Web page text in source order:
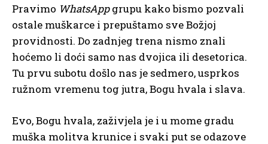
Pravimo WhatsAppgrupu kako bismo pozvali
ostale muškarce i prepuštamo sve Božjoj
providnosti. Do zadnjeg trena nismo znali
hoćemo li doći samo nas dvojica ili desetorica.
Tu prvu subotu došlo nas je sedmero, usprkos
ružnom vremenu tog jutra, Bogu hvala i slava.
Evo, Bogu hvala, zaživjela je i u mome gradu
muška molitva krunice i svaki put se odazove